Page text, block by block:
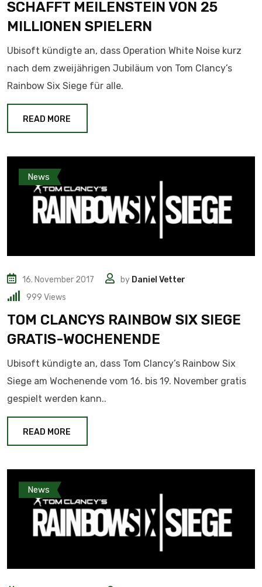
SCHAFFT MEILENSTEIN VON 25
MILLIONEN SPIELERN
Ubisoft kündigte an, dass Operation White Noise kurz
nach dem zweijährigen Jubiläum von Tom Clancy’s
Rainbow Six Siege für alle.
READ MORE
News
16. November 2017 by Daniel Vetter
999 Views
TOM CLANCYS RAINBOW SIX SIEGE
GRATIS-WOCHENENDE
Ubisoft kündigte an, dass Tom Clancy’s Rainbow Six
Siege am Wochenende vom 16. bis 19. November gratis
gespielt werden kann..
READ MORE
News